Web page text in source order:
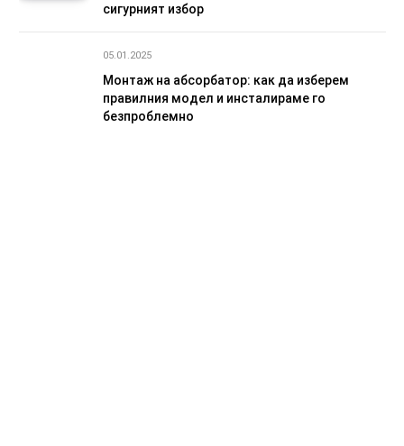
сигурният избор
05.01.2025
Монтаж на абсорбатор: как да изберем
правилния модел и инсталираме го
безпроблемно